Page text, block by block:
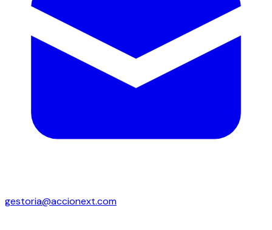
gestoria@accionext.com